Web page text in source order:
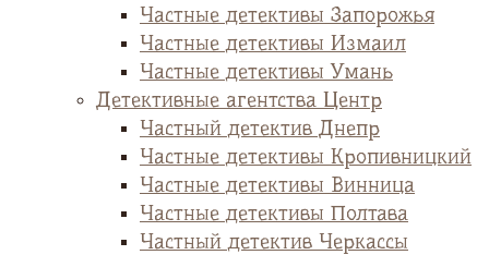
Частные детективы Запорожья
Частные детективы Измаил
Частные детективы Умань
Детективные агентства Центр
Частный детектив Днепр
Частные детективы Кропивницкий
Частные детективы Винница
Частные детективы Полтава
Частный детектив Черкассы